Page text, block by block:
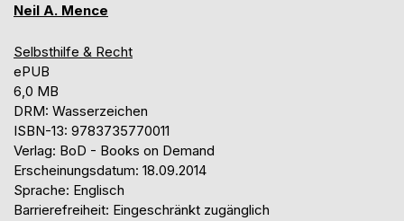
Neil A. Mence
Selbsthilfe & Recht
ePUB
6,0 MB
DRM: Wasserzeichen
ISBN-13: 9783735770011
Verlag: BoD - Books on Demand
Erscheinungsdatum: 18.09.2014
Sprache: Englisch
Barrierefreiheit: Eingeschränkt zugänglich